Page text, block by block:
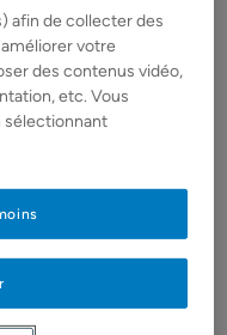
des
climatiques
afin de collecter des
votre
des contenus vidéo,
etc. Vous
sélectionnant